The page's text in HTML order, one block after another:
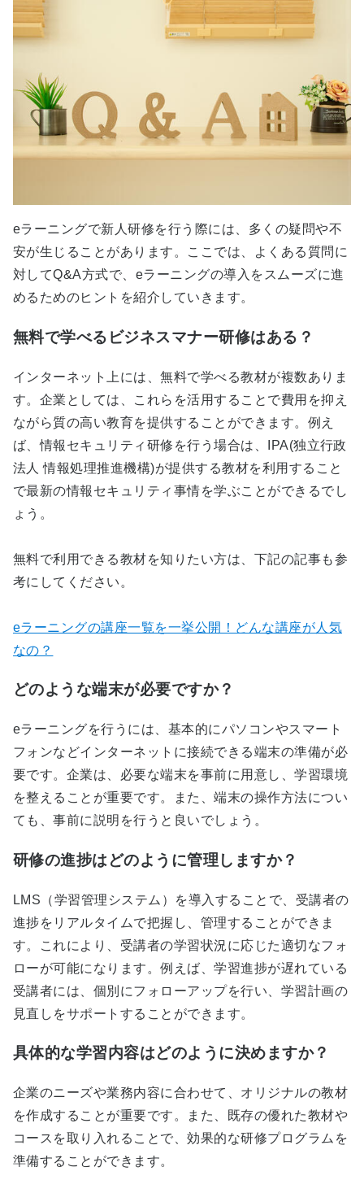
eラーニングで新人研修を行う際には、多くの疑問や不
安が生じることがあります。ここでは、よくある質問に
対してQ&A方式で、eラーニングの導入をスムーズに進
めるためのヒントを紹介していきます。
無料で学べるビジネスマナー研修はある？
インターネット上には、無料で学べる教材が複数ありま
す。企業としては、これらを活用することで費用を抑え
ながら質の高い教育を提供することができます。例え
ば、情報セキュリティ研修を行う場合は、IPA(独立行政
法人 情報処理推進機構)が提供する教材を利用すること
で最新の情報セキュリティ事情を学ぶことができるでし
ょう。
無料で利用できる教材を知りたい方は、下記の記事も参
考にしてください。
eラーニングの講座一覧を一挙公開！どんな講座が人気
なの？
どのような端末が必要ですか？
eラーニングを行うには、基本的にパソコンやスマート
フォンなどインターネットに接続できる端末の準備が必
要です。企業は、必要な端末を事前に用意し、学習環境
を整えることが重要です。また、端末の操作方法につい
ても、事前に説明を行うと良いでしょう。
研修の進捗はどのように管理しますか？
LMS（学習管理システム）を導入することで、受講者の
進捗をリアルタイムで把握し、管理することができま
す。これにより、受講者の学習状況に応じた適切なフォ
ローが可能になります。例えば、学習進捗が遅れている
受講者には、個別にフォローアップを行い、学習計画の
見直しをサポートすることができます。
具体的な学習内容はどのように決めますか？
企業のニーズや業務内容に合わせて、オリジナルの教材
を作成することが重要です。また、既存の優れた教材や
コースを取り入れることで、効果的な研修プログラムを
準備することができます。